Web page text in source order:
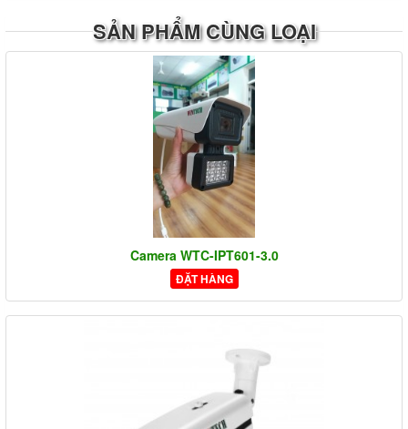
SẢN PHẨM CÙNG LOẠI
Camera WTC-IPT601-3.0
ĐẶT HÀNG